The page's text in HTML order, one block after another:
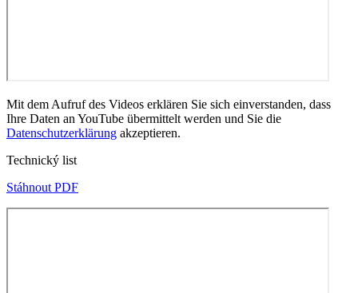
Mit dem Aufruf des Videos erklären Sie sich einverstanden, dass
Ihre Daten an YouTube übermittelt werden und Sie die
Datenschutzerklärung akzeptieren.
Technický list
Stáhnout PDF